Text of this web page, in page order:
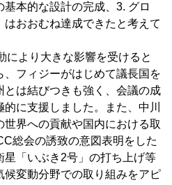
本的な設計の完成、3. グロ
おおむね達成できたと考えて
により大きな影響を受けると
フィジーがはじめて議長国を
は結びつきも強く、会議の成
に支援しました。また、中川
界への貢献や国内における取
総会の誘致の意図表明をした
星「いぶき2号」の打ち上げ等
候変動分野での取り組みをアピ